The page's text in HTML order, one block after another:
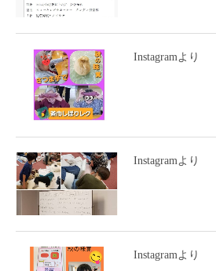
Instagramより
Instagramより
Instagramより